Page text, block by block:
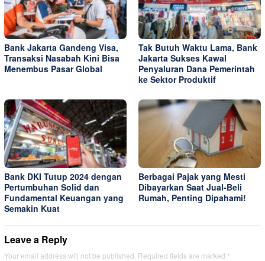
Bank Jakarta Gandeng Visa,
Transaksi Nasabah Kini Bisa
Menembus Pasar Global
Tak Butuh Waktu Lama, Bank
Jakarta Sukses Kawal
Penyaluran Dana Pemerintah
ke Sektor Produktif
Bank DKI Tutup 2024 dengan
Pertumbuhan Solid dan
Fundamental Keuangan yang
Semakin Kuat
Berbagai Pajak yang Mesti
Dibayarkan Saat Jual-Beli
Rumah, Penting Dipahami!
Leave a Reply
Your email address will not be published. Required fields are marked *